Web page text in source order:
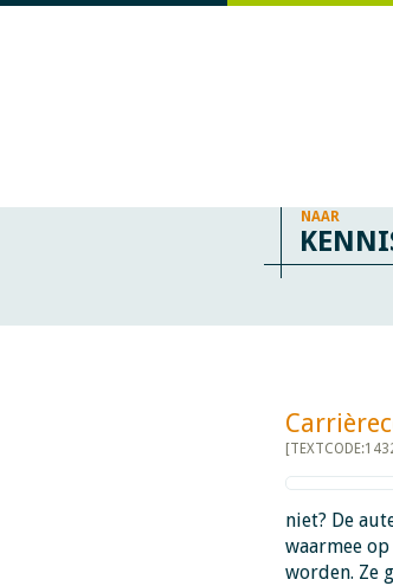
NAAR
niet? De
waarmee
worden. Ze